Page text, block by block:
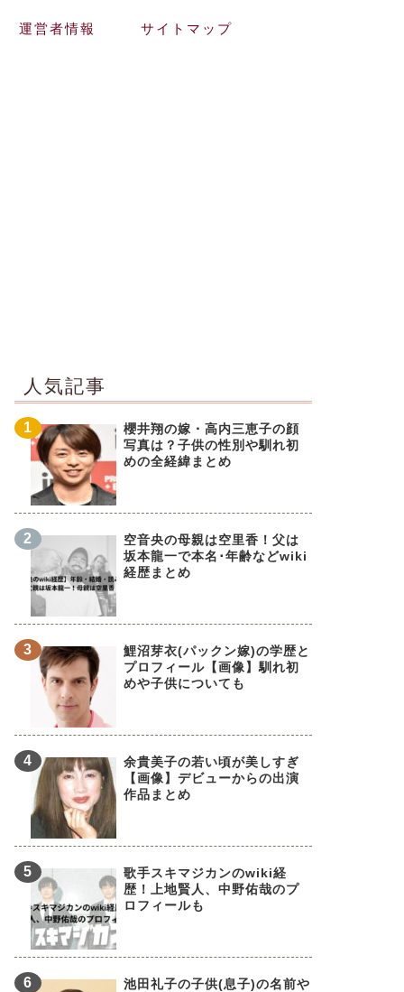
運営者情報 サイトマップ
人気記事
櫻井翔の嫁・高内三恵子の顔
写真は？子供の性別や馴れ初
めの全経緯まとめ
空音央の母親は空里香！父は
坂本龍一で本名･年齢などwiki
経歴まとめ
鯉沼芽衣(パックン嫁)の学歴と
プロフィール【画像】馴れ初
めや子供についても
余貴美子の若い頃が美しすぎ
【画像】デビューからの出演
作品まとめ
歌手スキマジカンのwiki経
歴！上地賢人、中野佑哉のプ
ロフィールも
池田礼子の子供(息子)の名前や